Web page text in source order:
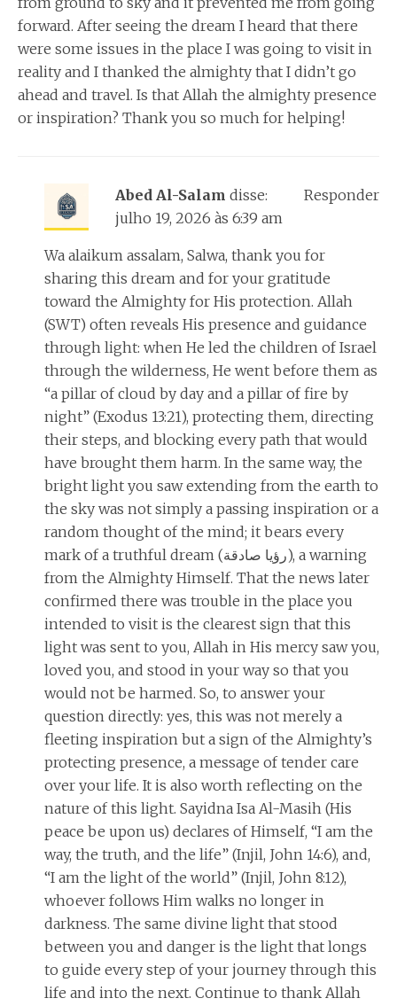
forward. After seeing the dream I heard that there
were some issues in the place I was going to visit in
reality and I thanked the almighty that I didn’t go
ahead and travel. Is that Allah the almighty presence
or inspiration? Thank you so much for helping!
Abed Al-Salam disse:
julho 19, 2026 às 6:39 am
Wa alaikum assalam, Salwa, thank you for
sharing this dream and for your gratitude
toward the Almighty for His protection. Allah
(SWT) often reveals His presence and guidance
through light: when He led the children of Israel
through the wilderness, He went before them as
“a pillar of cloud by day and a pillar of fire by
night” (Exodus 13:21), protecting them, directing
their steps, and blocking every path that would
have brought them harm. In the same way, the
bright light you saw extending from the earth to
the sky was not simply a passing inspiration or a
random thought of the mind; it bears every
mark of a truthful dream (رؤيا صادقة), a warning
from the Almighty Himself. That the news later
confirmed there was trouble in the place you
intended to visit is the clearest sign that this
light was sent to you, Allah in His mercy saw you,
loved you, and stood in your way so that you
would not be harmed. So, to answer your
question directly: yes, this was not merely a
fleeting inspiration but a sign of the Almighty’s
protecting presence, a message of tender care
over your life. It is also worth reflecting on the
nature of this light. Sayidna Isa Al-Masih (His
peace be upon us) declares of Himself, “I am the
way, the truth, and the life” (Injil, John 14:6), and,
“I am the light of the world” (Injil, John 8:12),
whoever follows Him walks no longer in
darkness. The same divine light that stood
between you and danger is the light that longs
to guide every step of your journey through this
life and into the next. Continue to thank Allah
Responder